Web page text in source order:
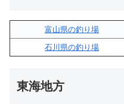
富山県の釣り場
石川県の釣り場
東海地方